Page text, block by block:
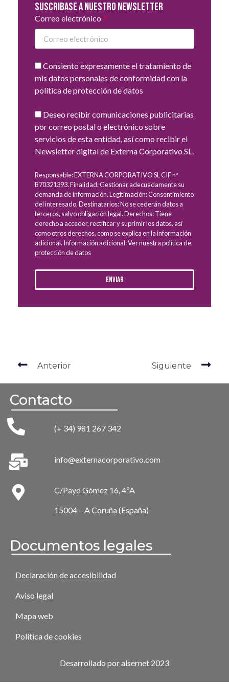
Suscribase a nuestro newsletter
Correo electrónico
Consiento expresamente el tratamiento de
mis datos personales de conformidad con la
política de protección de datos
Deseo recibir comunicaciones publicitarias
por correo postal o electrónico sobre
servicios de esta entidad, así como recibir el
Newsletter digital de Externa Corporativo SL.
Responsable: EXTERNA CORPORATIVO SL CIF nº
B70321393. Finalidad: Gestionar adecuadamente su
demanda de información. Legitimación: Consentimiento
del interesado. Destinatarios: No se cederán datos a
terceros, salvo obligación legal. Derechos: Tiene
derecho a acceder, rectificar y suprimir los datos, así
como otros derechos, como se explica en la información
adicional. Información adicional: Ver nuestra política de
protección de datos
Enviar
Anterior Siguiente
Contacto
(+ 34) 981 267 342
info@externacorporativo.com
C/Payo Gómez 16, 4ºA
15004 – A Coruña (España)
Documentos legales
Declaración de accesibilidad
Aviso legal
Mapa web
Política de cookies
Desarrollado por alsernet 2023